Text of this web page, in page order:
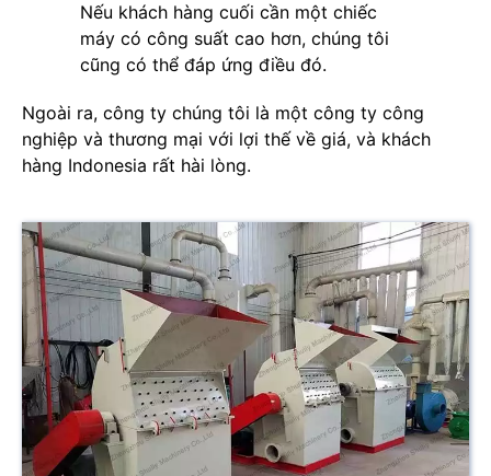
Nếu khách hàng cuối cần một chiếc
máy có công suất cao hơn, chúng tôi
cũng có thể đáp ứng điều đó.
Ngoài ra, công ty chúng tôi là một công ty công
nghiệp và thương mại với lợi thế về giá, và khách
hàng Indonesia rất hài lòng.